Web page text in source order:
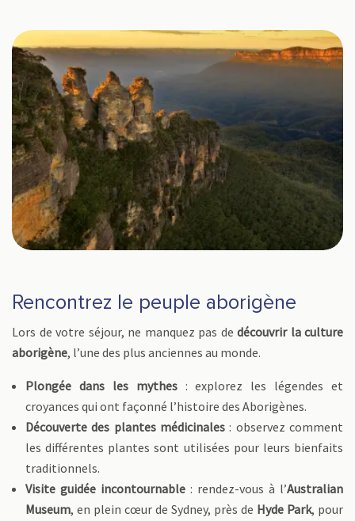
Rencontrez le peuple aborigène
Lors de votre séjour, ne manquez pas de découvrir la culture
aborigène, l’une des plus anciennes au monde.
Plongée dans les mythes: explorez les légendes et
croyances qui ont façonné l’histoire des Aborigènes.
Découverte des plantes médicinales : observez comment
les différentes plantes sont utilisées pour leurs bienfaits
traditionnels.
Visite guidée incontournable : rendez-vous à l’Australian
Museum, en plein cœur de Sydney, près de Hyde Park, pour